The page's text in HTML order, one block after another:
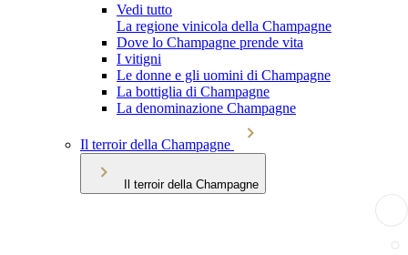
Vedi tutto
La regione vinicola della Champagne
Dove lo Champagne prende vita
I vitigni
Le donne e gli uomini di Champagne
La bottiglia di Champagne
La denominazione Champagne
Il terroir della Champagne
Il terroir della Champagne